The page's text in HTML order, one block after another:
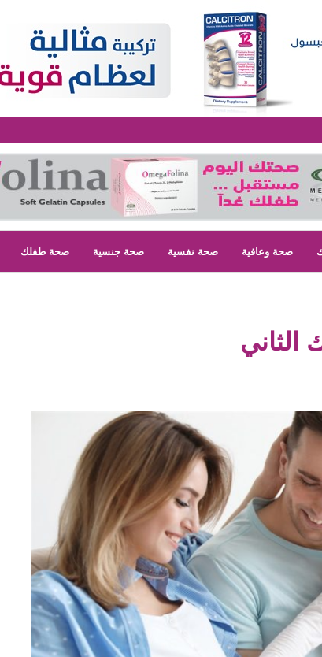
صحة وعافية صحة نفسية صحة جنسية صحة طفلك